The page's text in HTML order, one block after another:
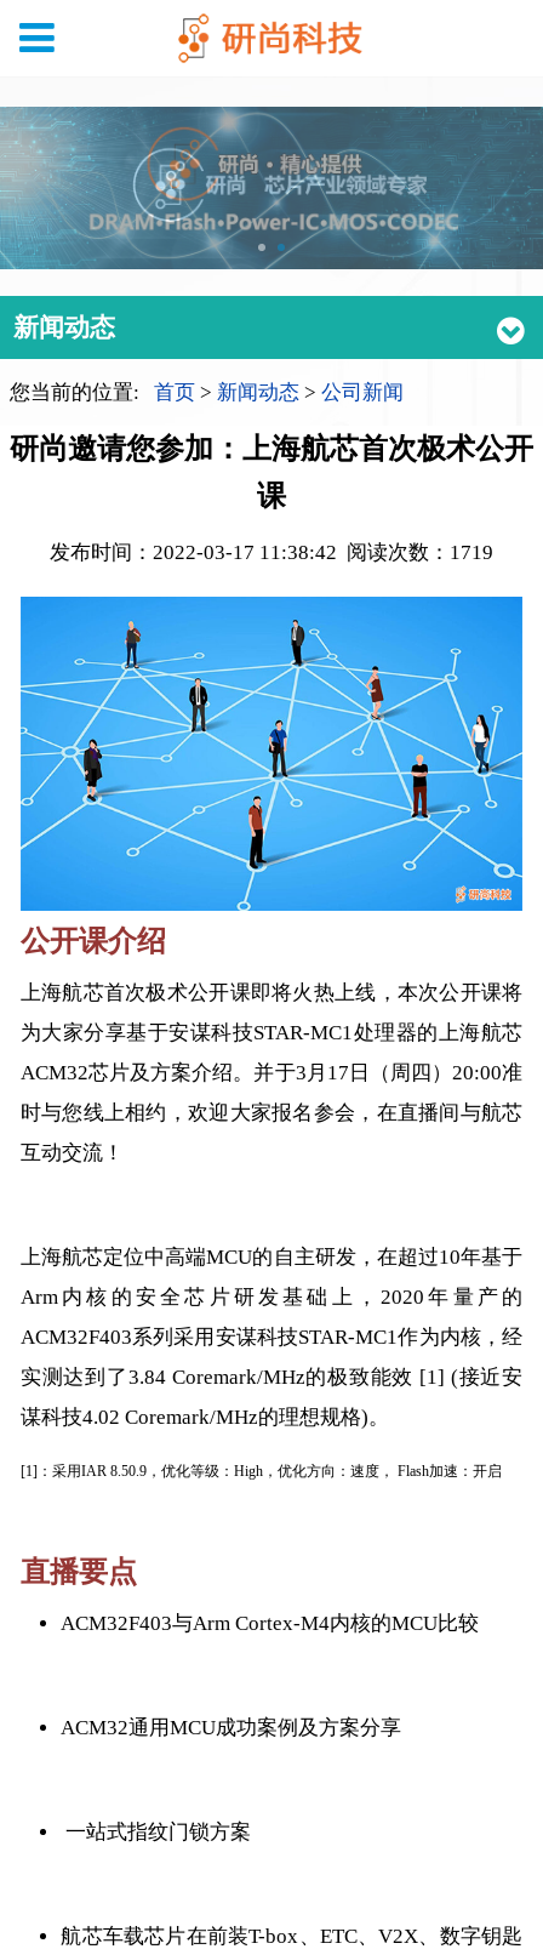
新闻动态
您当前的位置:首页 > 新闻动态 >公司新闻
研尚邀请您参加：上海航芯首次极术公开
课
发布时间：2022-03-17 11:38:42 阅读次数： 1719
公开课介绍
上海航芯首次极术公开课即将火热上线，本次公开课将
为大家分享基于安谋科技STAR-MC1处理器的上海航芯
ACM32芯片及方案介绍。并于3月17日（周四）20:00准
时与您线上相约，欢迎大家报名参会，在直播间与航芯
互动交流！
上海航芯定位中高端MCU的自主研发，在超过10年基于
Arm内核的安全芯片研发基础上，2020年量产的
ACM32F403系列采用安谋科技STAR-MC1作为内核，经
实测达到了3.84 Coremark/MHz的极致能效 [1] (接近安
谋科技4.02 Coremark/MHz的理想规格)。
[1]：采用IAR 8.50.9，优化等级：High，优化方向：速度， Flash加速：开启
直播要点
ACM32F403与Arm Cortex-M4内核的MCU比较
ACM32通用MCU成功案例及方案分享
一站式指纹门锁方案
航芯车载芯片在前装T-box、ETC、V2X、数字钥匙